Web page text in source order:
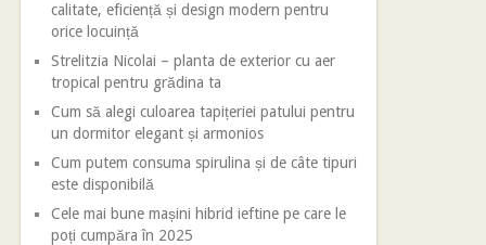
calitate, eficiență și design modern pentru
orice locuință
Strelitzia Nicolai – planta de exterior cu aer
tropical pentru grădina ta
Cum să alegi culoarea tapițeriei patului pentru
un dormitor elegant și armonios
Cum putem consuma spirulina și de câte tipuri
este disponibilă
Cele mai bune mașini hibrid ieftine pe care le
poți cumpăra în 2025